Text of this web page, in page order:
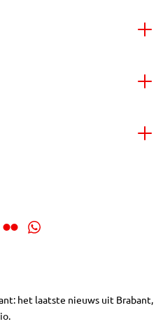
het laatste nieuws uit Brabant,